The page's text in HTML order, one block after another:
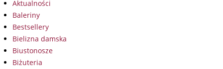
Aktualności
Baleriny
Bestsellery
Bielizna damska
Biustonosze
Biżuteria